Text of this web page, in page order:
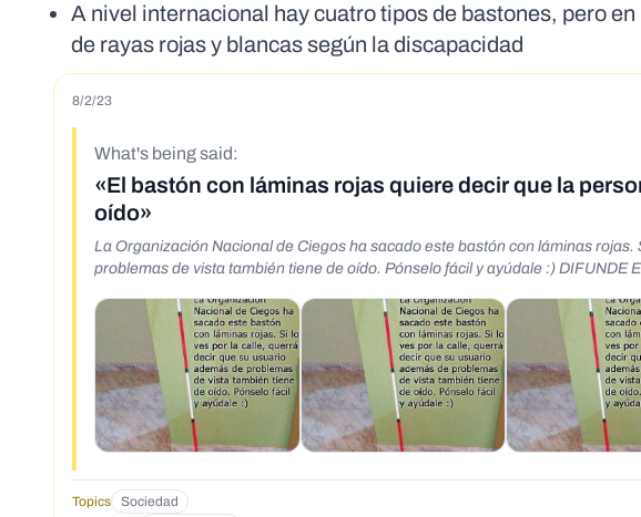
A nivel internacional hay cuatro tipos de bastones, pero
de rayas rojas y blancas según la discapacidad
8/2/23
What's being said:
«El bastón con láminas rojas quiere decir que la
oído»
La Organización Nacional de Ciegos ha sacado este bastón con láminas
problemas de vista también tiene de oído. Pónselo fácil y ayúdale :) DIFUNDE
Topics Sociedad